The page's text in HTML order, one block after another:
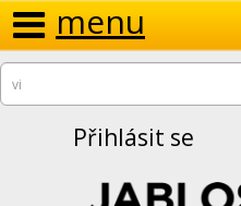
menu
Přihlásit se